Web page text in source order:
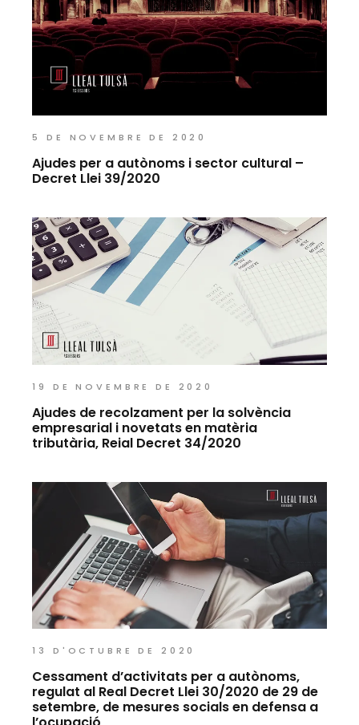
5 DE NOVEMBRE DE 2020
Ajudes per a autònoms i sector cultural –
Decret Llei 39/2020
19 DE NOVEMBRE DE 2020
Ajudes de recolzament per la solvència
empresarial i novetats en matèria
tributària, Reial Decret 34/2020
13 D'OCTUBRE DE 2020
Cessament d’activitats per a autònoms,
regulat al Real Decret Llei 30/2020 de 29 de
setembre, de mesures socials en defensa a